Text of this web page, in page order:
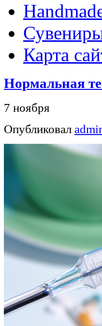
Карта
Нормальная
7 ноября
Опубликовал